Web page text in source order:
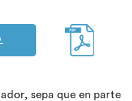
sepa que en parte